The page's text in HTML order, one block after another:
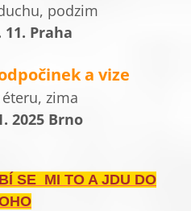
podzim
11. Praha
a vize
zima
2025 Brno
SE MI TO A JDU DO